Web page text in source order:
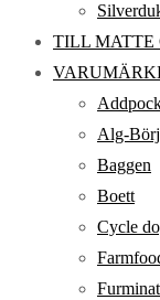
TILL MATTE
Alg-
Baggen
Boett
Cycle